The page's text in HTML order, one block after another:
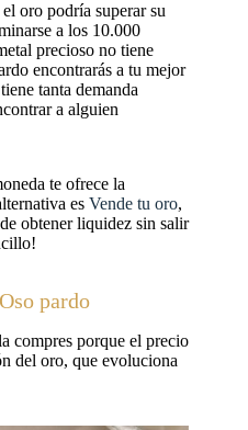
oro podría superar su
a los 10.000
precioso no tiene
encontrarás a tu mejor
tanta demanda
a alguien
te ofrece la
es Vende tu oro,
obtener liquidez sin salir
pardo
compres porque el precio
del oro, que evoluciona